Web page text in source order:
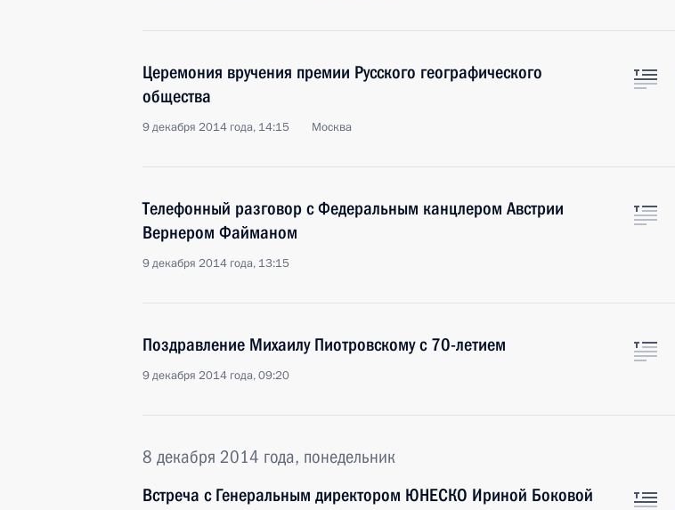
Церемония вручения премии Русского географического
общества
9 декабря 2014 года, 14:15 Москва
Телефонный разговор с Федеральным канцлером Австрии
Вернером Файманом
9 декабря 2014 года, 13:15
Поздравление Михаилу Пиотровскому с 70-летием
9 декабря 2014 года, 09:20
8 декабря 2014 года, понедельник
Встреча с Генеральным директором ЮНЕСКО Ириной Боковой